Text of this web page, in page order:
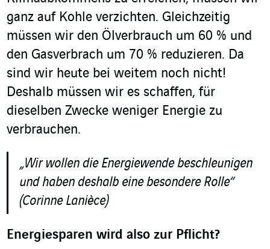
ganz auf Kohle verzichten. Gleichzeitig
müssen wir den Ölverbrauch um 60 % und
den Gasverbrach um 70 % reduzieren. Da
sind wir heute bei weitem noch nicht!
Deshalb müssen wir es schaffen, für
dieselben Zwecke weniger Energie zu
verbrauchen.
„Wir wollen die Energiewende beschleunigen
und haben deshalb eine besondere Rolle“
(Corinne Lanièce)
Energiesparen wird also zur Pflicht?